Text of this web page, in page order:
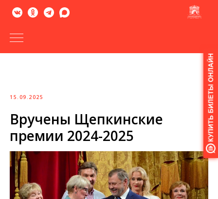
Версия
15.09.2025
Вручены Щепкинские
премии 2024-2025